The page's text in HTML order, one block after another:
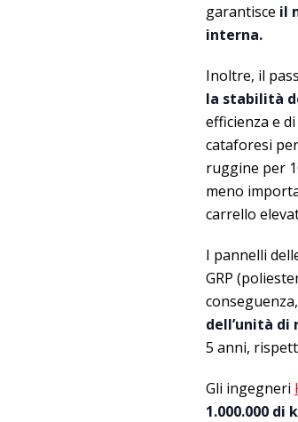
garantisce il
interna.
Inoltre, il
la stabilità
efficienza e
cataforesi
ruggine per
meno
carrello
I pannelli
GRP
dell’unità
5 anni,
Gli ingegneri
1.000.000